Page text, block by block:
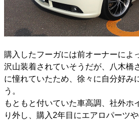
購入したフーガには前オーナーによ
沢山装着されていそうだが、八木橋
に憧れていたため、徐々に自分好み
う。
もともと付いていた車高調、社外ホ
り外し、購入2年目にエアロパーツ